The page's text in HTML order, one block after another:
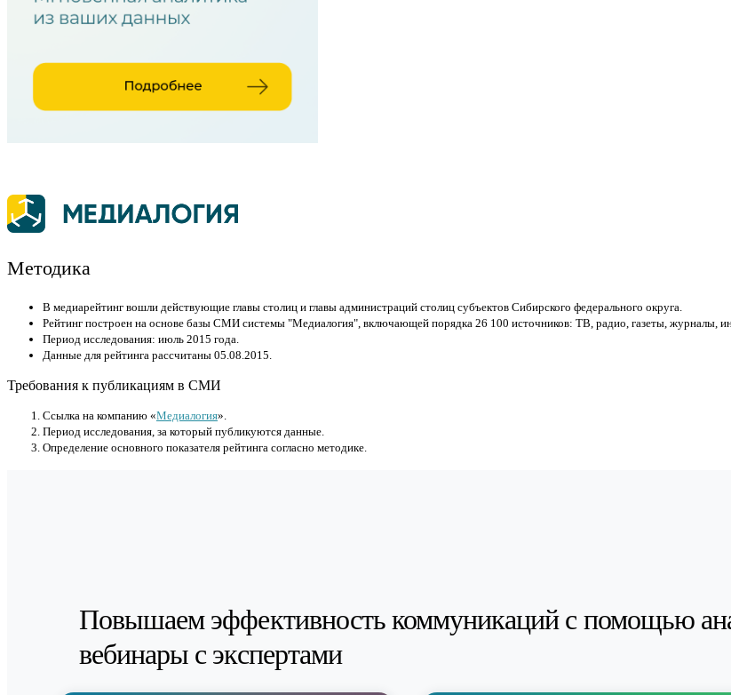
Методика
В медиарейтинг вошли действующие главы столиц и главы администраций столиц субъектов Сибирского федерального округа.
Рейтинг построен на основе базы СМИ системы "Медиалогия", включающей порядка 26 100 источников: ТВ, радио, газеты, журналы,
Период исследования: июль 2015 года.
Данные для рейтинга рассчитаны 05.08.2015.
Требования к публикациям в СМИ
Cсылка на компанию «Медиалогия».
Период исследования, за который публикуются данные.
Определение основного показателя рейтинга согласно методике.
Повышаем эффективность коммуникаций с помощью
вебинары с экспертами